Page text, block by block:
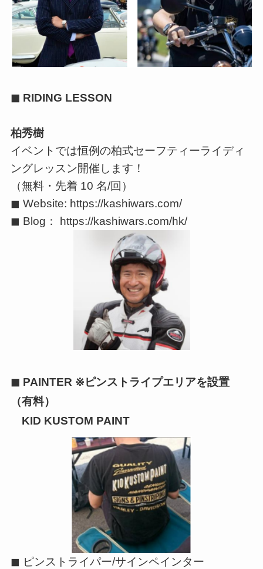
◼ RIDING LESSON
柏秀樹
イベントでは恒例の柏式セーフティーライディ
ングレッスン開催します！
（無料・先着 10 名/回）
◼ Website: https://kashiwars.com/
◼ Blog： https://kashiwars.com/hk/
◼ PAINTER ※ピンストライプエリアを設置
（有料）
KID KUSTOM PAINT
◼ ピンストライパー/サインペインター